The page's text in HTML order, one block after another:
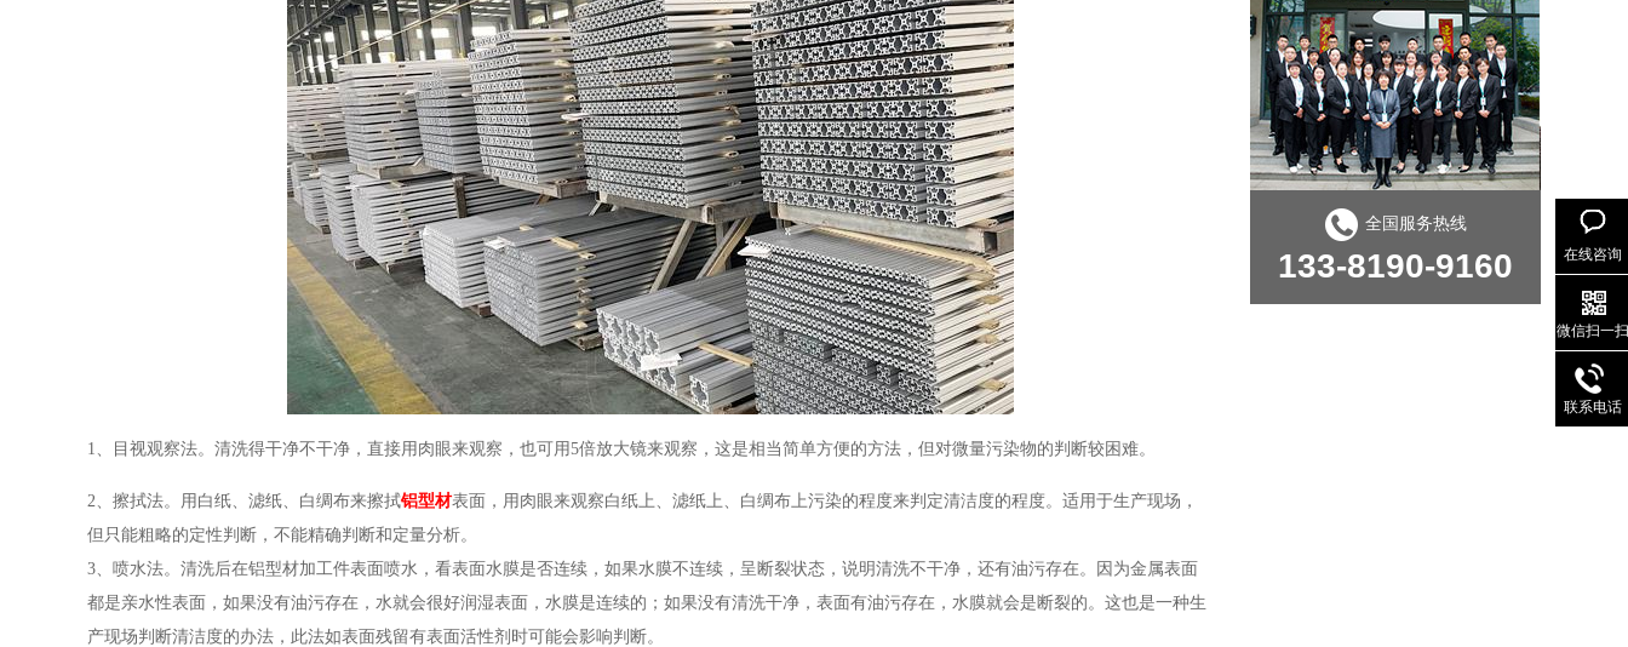
1、目视观察法。清洗得干净不干净，直接用肉眼来观察，也可用5倍放大镜来观察，这是相当简单方便的方法，但对微量污染物的判断较困难。
2、擦拭法。用白纸、滤纸、白绸布来擦拭铝型材表面，用肉眼来观察白纸上、滤纸上、白绸布上污染的程度来判定清洁度的程度。适用于生产现场，
但只能粗略的定性判断，不能精确判断和定量分析。
3、喷水法。清洗后在铝型材加工件表面喷水，看表面水膜是否连续，如果水膜不连续，呈断裂状态，说明清洗不干净，还有油污存在。因为金属表面
都是亲水性表面，如果没有油污存在，水就会很好润湿表面，水膜是连续的；如果没有清洗干净，表面有油污存在，水膜就会是断裂的。这也是一种生
产现场判断清洁度的办法，此法如表面残留有表面活性剂时可能会影响判断。
全国服务热线
133-8190-9160 在线咨询
微信扫一扫
联系电话